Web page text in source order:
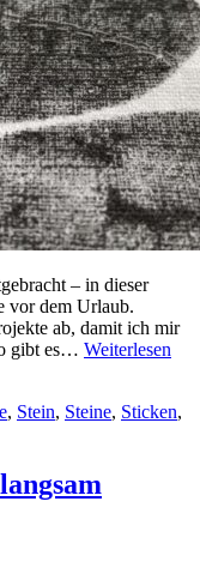
– in dieser
vor dem Urlaub.
ab, damit ich mir
gibt es… Weiterlesen
, Stein, Steine, Sticken,